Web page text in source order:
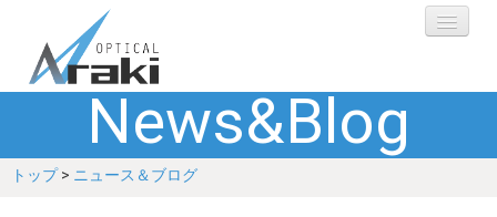
選ばれる理由
ブランド
News&Blog
トップ> ニュース＆ブログ